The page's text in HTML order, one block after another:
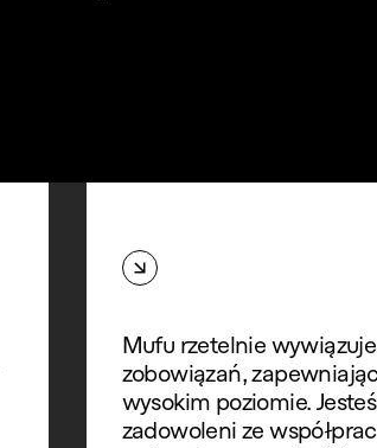
Mufu rzetelnie
zobowiązań,
wysokim poziomie.
zadowoleni ze